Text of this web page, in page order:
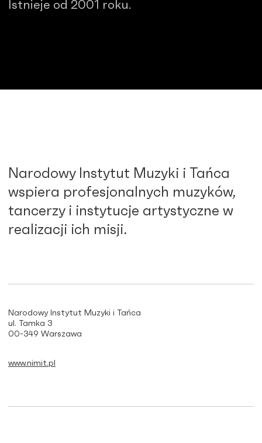
Istnieje od 2001 roku.
Narodowy Instytut Muzyki i Tańca
wspiera profesjonalnych muzyków,
tancerzy i instytucje artystyczne w
realizacji ich misji.
Narodowy Instytut Muzyki i Tańca
ul. Tamka 3
00-349 Warszawa
www.nimit.pl